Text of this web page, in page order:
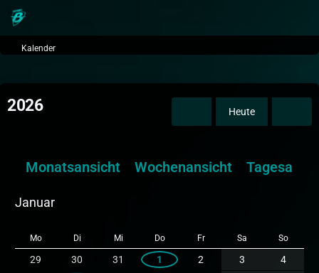
Kalender
2026 Heute
Monatsansicht Wochenansicht
Januar
Mo Di Mi Do Fr Sa So
29 30 31 1 2 3
4